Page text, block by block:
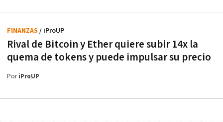
Rival de Bitcoin y Ether quiere subir 14x la
quema de tokens y puede impulsar su precio
FINANZAS / iProUP
PoriProUP